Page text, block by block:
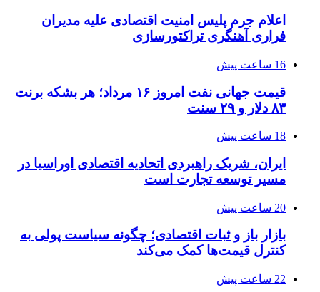
اعلام جرم پلیس امنیت اقتصادی علیه مدیران
فراری آهنگری تراکتورسازی
16 ساعت پیش
قیمت جهانی نفت امروز ۱۶ مرداد؛ هر بشکه برنت
۸۳ دلار و ۲۹ سنت
18 ساعت پیش
ایران، شریک راهبردی اتحادیه اقتصادی اوراسیا در
مسیر توسعه تجارت است
20 ساعت پیش
بازار باز و ثبات اقتصادی؛ چگونه سیاست پولی به
کنترل قیمت‌ها کمک می‌کند
22 ساعت پیش